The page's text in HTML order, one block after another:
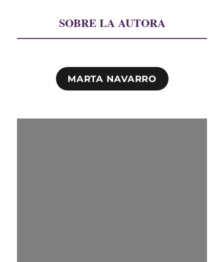
SOBRE LA AUTORA
MARTA NAVARRO